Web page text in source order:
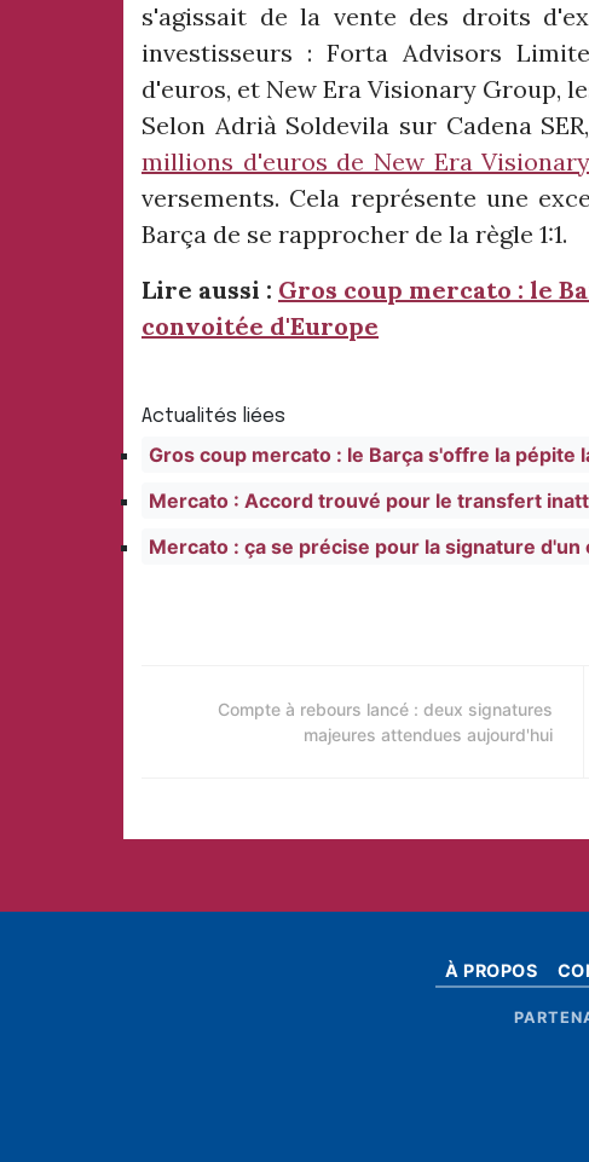
s'agissait de la vente des droits
investisseurs : Forta Advisors
d'euros, et New Era Visionary Group,
Selon Adrià Soldevila sur Cadena SER,
millions d'euros de New Era
versements. Cela représente une
Barça de se rapprocher de la règle 1:1.
Lire aussi : Gros coup mercato : le
convoitée d'Europe
Actualités liées
Gros coup mercato : le Barça s'offre la pépite
Mercato : Accord trouvé pour le transfert
Mercato : ça se précise pour la signature d'un
Compte à rebours lancé : deux signatures
majeures attendues aujourd'hui
À PROPOS